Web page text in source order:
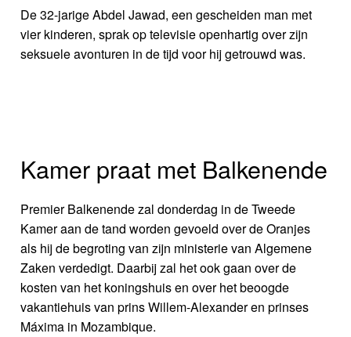
De 32-jarige Abdel Jawad, een gescheiden man met
vier kinderen, sprak op televisie openhartig over zijn
seksuele avonturen in de tijd voor hij getrouwd was.
Kamer praat met Balkenende
Premier Balkenende zal donderdag in de Tweede
Kamer aan de tand worden gevoeld over de Oranjes
als hij de begroting van zijn ministerie van Algemene
Zaken verdedigt. Daarbij zal het ook gaan over de
kosten van het koningshuis en over het beoogde
vakantiehuis van prins Willem-Alexander en prinses
Máxima in Mozambique.